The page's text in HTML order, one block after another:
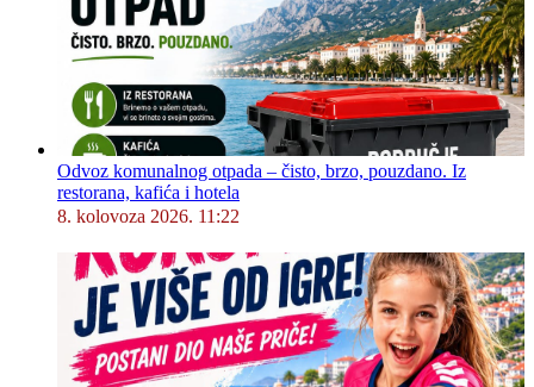
Odvoz komunalnog otpada – čisto, brzo, pouzdano. Iz
restorana, kafića i hotela
8. kolovoza 2026. 11:22